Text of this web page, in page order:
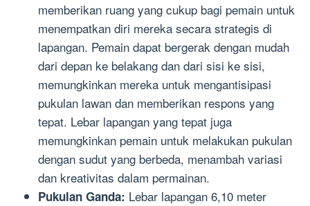
memberikan ruang yang cukup bagi pemain untuk
menempatkan diri mereka secara strategis di
lapangan. Pemain dapat bergerak dengan mudah
dari depan ke belakang dan dari sisi ke sisi,
memungkinkan mereka untuk mengantisipasi
pukulan lawan dan memberikan respons yang
tepat. Lebar lapangan yang tepat juga
memungkinkan pemain untuk melakukan pukulan
dengan sudut yang berbeda, menambah variasi
dan kreativitas dalam permainan.
Pukulan Ganda: Lebar lapangan 6,10 meter